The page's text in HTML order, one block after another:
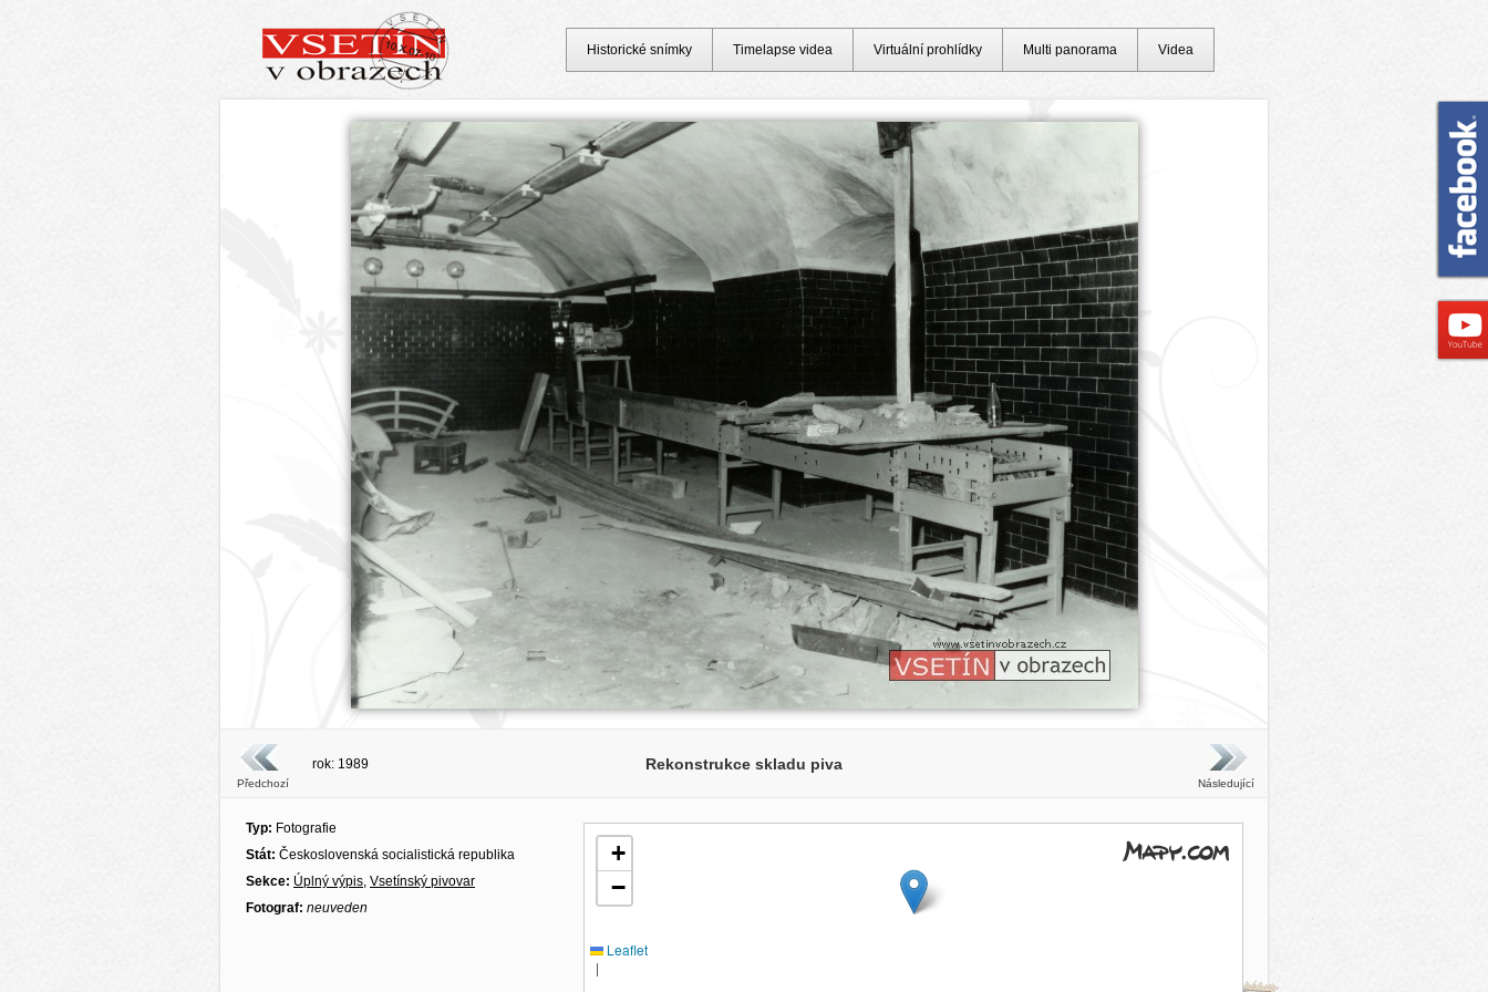
Předchozí
rok: 1989 Rekonstrukce skladu piva
Následující
Typ: Fotografie
Stát: Československá socialistická republika
Sekce: Úplný výpis, Vsetínský pivovar
Fotograf: neuveden
+
−
Leaflet
|
Historické snímky Timelapse videa Virtuální prohlídky Multi panorama Videa